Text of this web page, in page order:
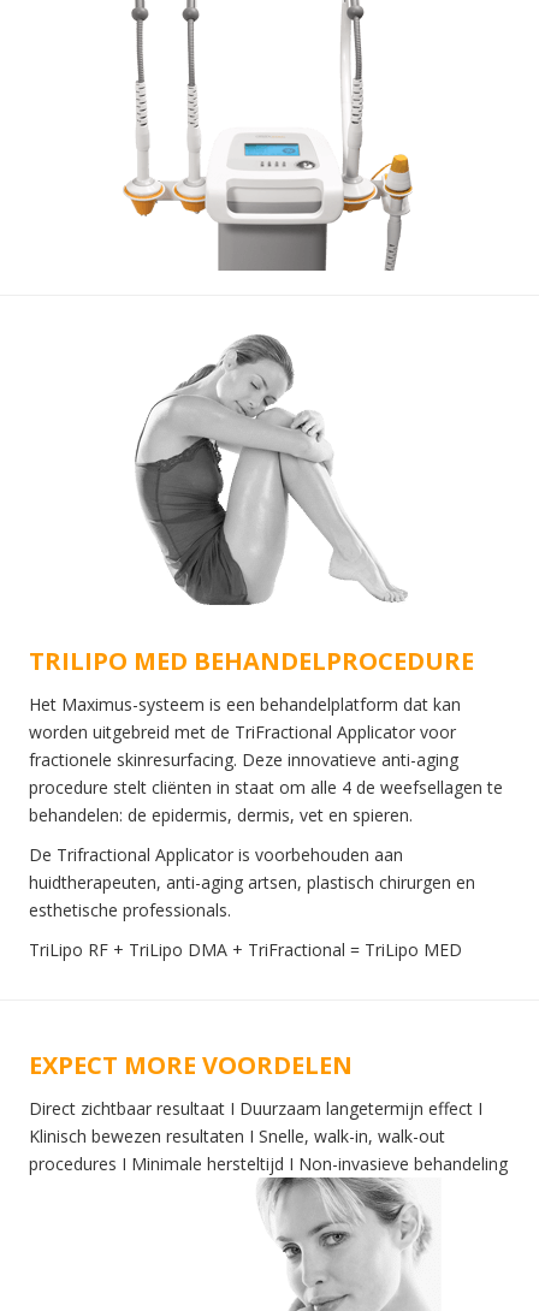
TRILIPO MED BEHANDELPROCEDURE
Het Maximus-systeem is een behandelplatform dat kan
worden uitgebreid met de TriFractional Applicator voor
fractionele skinresurfacing. Deze innovatieve anti-aging
procedure stelt cliënten in staat om alle 4 de weefsellagen te
behandelen: de epidermis, dermis, vet en spieren.
De Trifractional Applicator is voorbehouden aan
huidtherapeuten, anti-aging artsen, plastisch chirurgen en
esthetische professionals.
TriLipo RF + TriLipo DMA + TriFractional = TriLipo MED
EXPECT MORE VOORDELEN
Direct zichtbaar resultaat I Duurzaam langetermijn effect I
Klinisch bewezen resultaten I Snelle, walk-in, walk-out
procedures I Minimale hersteltijd I Non-invasieve behandeling